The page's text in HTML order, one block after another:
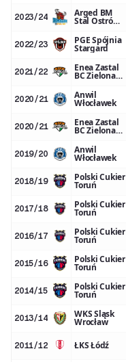
2023/24 Arged BM
Stal Ostrów
2022/23 PGE Spójnia
Stargard
2021/22 Enea Zastal
BC Zielona
2020/21 Anwil
Włocławek
2020/21 Enea Zastal
BC Zielona
2019/20 Anwil
Włocławek
2018/19 Polski Cukier
Toruń
2017/18 Polski Cukier
Toruń
2016/17 Polski Cukier
Toruń
2015/16 Polski Cukier
Toruń
2014/15 Polski Cukier
Toruń
2013/14 WKS Śląsk
Wrocław
2011/12 ŁKS Łódź